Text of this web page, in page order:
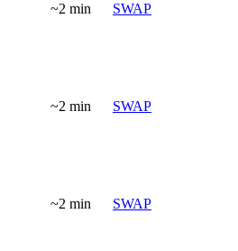
~2 min SWAP
~2 min SWAP
~2 min SWAP